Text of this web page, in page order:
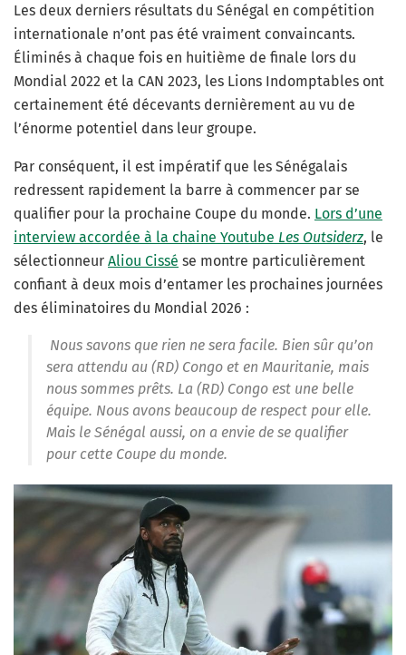
Les deux derniers résultats du Sénégal en compétition
internationale n’ont pas été vraiment convaincants.
Éliminés à chaque fois en huitième de finale lors du
Mondial 2022 et la CAN 2023, les Lions Indomptables ont
certainement été décevants dernièrement au vu de
l’énorme potentiel dans leur groupe.
Par conséquent, il est impératif que les Sénégalais
redressent rapidement la barre à commencer par se
qualifier pour la prochaine Coupe du monde. Lors d’une
interview accordée à la chaine Youtube Les Outsiderz, le
sélectionneur Aliou Cissé se montre particulièrement
confiant à deux mois d’entamer les prochaines journées
des éliminatoires du Mondial 2026 :
Nous savons que rien ne sera facile. Bien sûr qu’on
sera attendu au (RD) Congo et en Mauritanie, mais
nous sommes prêts. La (RD) Congo est une belle
équipe. Nous avons beaucoup de respect pour elle.
Mais le Sénégal aussi, on a envie de se qualifier
pour cette Coupe du monde.